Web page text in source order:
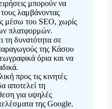
μπορούν να
λαμβάνοντας
μέσω του SEO, χωρίς
πλατφορμών.
τη δυνατότητα σε
της Κάσου
όρια και να
προς τις κινητές
αποτελεί τη
για υψηλές
της Google.